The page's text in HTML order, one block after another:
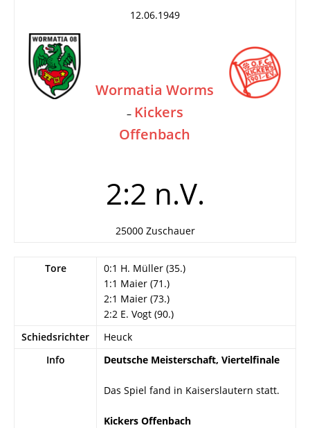
12.06.1949
Wormatia Worms
– Kickers
Offenbach
2:2 n.V.
25000 Zuschauer
Tore
0:1 H. Müller (35.)
1:1 Maier (71.)
2:1 Maier (73.)
2:2 E. Vogt (90.)
Schiedsrichter
Heuck
Info
Deutsche Meisterschaft, Viertelfinale
Das Spiel fand in Kaiserslautern statt.
Kickers Offenbach